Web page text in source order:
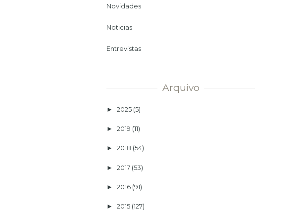
Novidades
Noticias
Entrevistas
Arquivo
► 2025 (5)
► 2019 (11)
► 2018 (54)
► 2017 (53)
► 2016 (91)
► 2015 (127)